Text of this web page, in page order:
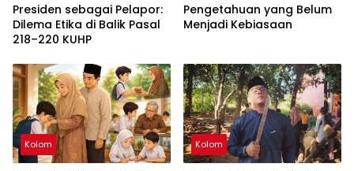
Presiden sebagai Pelapor:
Dilema Etika di Balik Pasal
218–220 KUHP
Pengetahuan yang Belum
Menjadi Kebiasaan
Kolom Kolom